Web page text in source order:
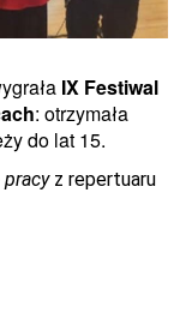
IX Festiwal
: otrzymała
do lat 15.
z repertuaru